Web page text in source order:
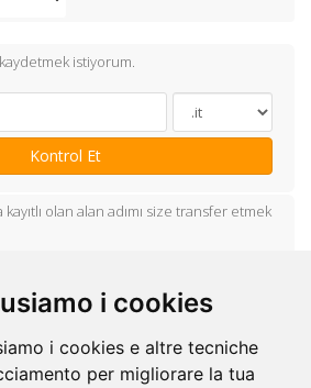
i cookies
i cookies e altre tecniche
per migliorare la tua
istiyorum.
Kontrol Et
olan alan adımı size transfer etmek
var, sadece isim
güncellemek istiyorum.